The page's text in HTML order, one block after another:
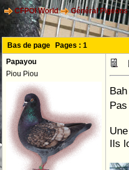
CFPOI World Général Pigeons
Bas de page Pages : 1
Papayou
Piou Piou
Ils